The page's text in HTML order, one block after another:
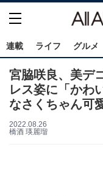
連載 ライフ グルメ
宮脇咲良、美デ
レス姿に「かわ
なさくちゃん可
2022.08.26
橋酒 瑛麗瑠